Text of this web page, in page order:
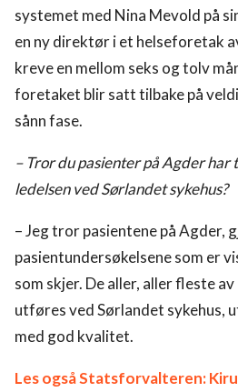
systemet med Nina Mevold på
en ny direktør i et helseforetak
kreve en mellom seks og tolv
foretaket blir satt tilbake på
sånn fase.
– Tror du pasienter på Agder
ledelsen ved Sørlandet sykehus?
– Jeg tror pasientene på Agder,
pasientundersøkelsene som er
som skjer. De aller, aller fleste
utføres ved Sørlandet sykehus,
med god kvalitet.
Les også Statsforvalteren: